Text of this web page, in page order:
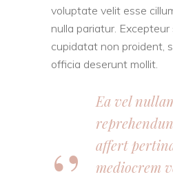
voluptate velit esse
nulla pariatur.
cupidatat non proident,
officia deserunt mollit.
Ea vel
affert
mediocrem